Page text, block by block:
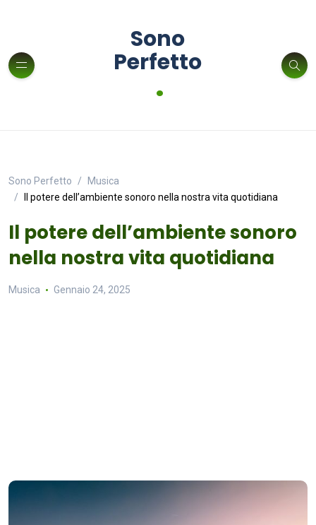
Sono
Perfetto
.
Sono Perfetto
Musica
Il potere dell’ambiente sonoro nella nostra vita quotidiana
Il potere dell’ambiente sonoro
nella nostra vita quotidiana
Musica Gennaio 24, 2025